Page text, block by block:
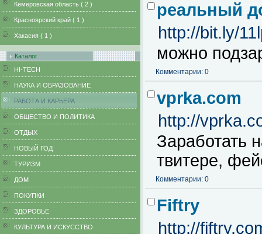
Кемеровская область ( 2 )
Красноярский край ( 1 )
Хакасия ( 1 )
Каталог
HI-TECH
НАУКА И ОБРАЗОВАНИЕ
РАБОТА И КАРЬЕРА
ОБЩЕСТВО И ПОЛИТИКА
ОТДЫХ
НОВЫЙ ГОД
ТУРИЗМ
ДОМ
ПОКУПКИ
ЗДОРОВЬЕ
КУЛЬТУРА И ИСКУССТВО
реальный
http://bit.ly/
можно
Комментарии: 0
vprka.com
http://
Заработать
твитере,
Комментарии: 0
Fiftry
http://